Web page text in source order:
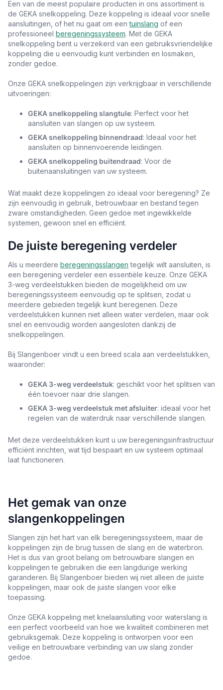
Een van de meest populaire producten in ons assortiment is
de GEKA snelkoppeling. Deze koppeling is ideaal voor snelle
aansluitingen, of het nu gaat om eentuinslang of een
professioneel beregeningssysteem. Met de GEKA
snelkoppeling bent u verzekerd van een gebruiksvriendelijke
koppeling die u eenvoudig kunt verbinden en losmaken,
zonder gedoe.
Onze GEKA snelkoppelingen zijn verkrijgbaar in verschillende
uitvoeringen:
GEKA snelkoppeling slangtule: Perfect voor het
aansluiten van slangen op uw systeem.
GEKA snelkoppeling binnendraad: Ideaal voor het
aansluiten op binnenvoerende leidingen.
GEKA snelkoppeling buitendraad: Voor de
buitenaansluitingen van uw systeem.
Wat maakt deze koppelingen zo ideaal voor beregening? Ze
zijn eenvoudig in gebruik, betrouwbaar en bestand tegen
zware omstandigheden. Geen gedoe met ingewikkelde
systemen, gewoon snel en efficiënt.
De juiste beregening verdeler
Als u meerdere beregeningsslangen tegelijk wilt aansluiten, is
een beregening verdeler een essentiële keuze. Onze GEKA
3-weg verdeelstukken bieden de mogelijkheid om uw
beregeningssysteem eenvoudig op te splitsen, zodat u
meerdere gebieden tegelijk kunt beregenen. Deze
verdeelstukken kunnen niet alleen water verdelen, maar ook
snel en eenvoudig worden aangesloten dankzij de
snelkoppelingen.
Bij Slangenboer vindt u een breed scala aan verdeelstukken,
waaronder:
GEKA 3-weg verdeelstuk: geschikt voor het splitsen van
één toevoer naar drie slangen.
GEKA 3-weg verdeelstuk met afsluiter: ideaal voor het
regelen van de waterdruk naar verschillende slangen.
Met deze verdeelstukken kunt u uw beregeningsinfrastructuur
efficiënt inrichten, wat tijd bespaart en uw systeem optimaal
laat functioneren.
Het gemak van onze
slangenkoppelingen
Slangen zijn het hart van elk beregeningssysteem, maar de
koppelingen zijn de brug tussen de slang en de waterbron.
Het is dus van groot belang om betrouwbare slangen en
koppelingen te gebruiken die een langdurige werking
garanderen. Bij Slangenboer bieden wij niet alleen de juiste
koppelingen, maar ook de juiste slangen voor elke
toepassing.
Onze GEKA koppeling met knelaansluiting voor waterslang is
een perfect voorbeeld van hoe we kwaliteit combineren met
gebruiksgemak. Deze koppeling is ontworpen voor een
veilige en betrouwbare verbinding van uw slang zonder
gedoe.